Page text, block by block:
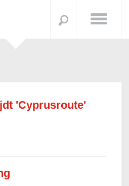
'Cyprusroute'